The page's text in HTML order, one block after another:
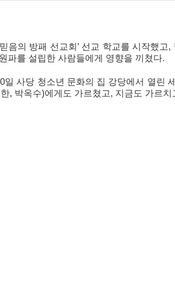
음의 방패 선교회’ 선교 학교를 시작했
파를 설립한 사람들에게 영향을 끼쳤다.
일 사당 청소년 문화의 집 강당에서 열린
, 박옥수)에게도 가르쳤고, 지금도 가르치